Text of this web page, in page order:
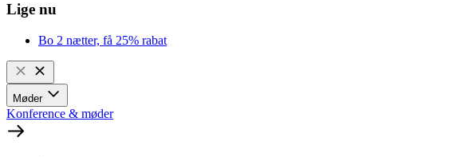
Lige nu
Bo 2 nætter, få 25% rabat
Møder
Konference & møder